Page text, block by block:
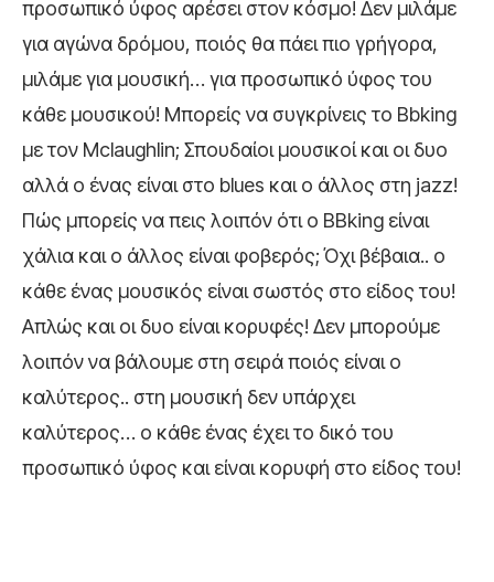
προσωπικό ύφος αρέσει στον κόσμο! Δεν μιλάμε
για αγώνα δρόμου, ποιός θα πάει πιο γρήγορα,
μιλάμε για μουσική… για προσωπικό ύφος του
κάθε μουσικού! Μπορείς να συγκρίνεις το Βbking
με τον Mclaughlin; Σπουδαίοι μουσικοί και οι δυο
αλλά ο ένας είναι στο blues και ο άλλος στη jazz!
Πώς μπορείς να πεις λοιπόν ότι ο BBking είναι
χάλια και ο άλλος είναι φοβερός; Όχι βέβαια.. ο
κάθε ένας μουσικός είναι σωστός στο είδος του!
Απλώς και οι δυο είναι κορυφές! Δεν μπορούμε
λοιπόν να βάλουμε στη σειρά ποιός είναι ο
καλύτερος.. στη μουσική δεν υπάρχει
καλύτερος… ο κάθε ένας έχει το δικό του
προσωπικό ύφος και είναι κορυφή στο είδος του!